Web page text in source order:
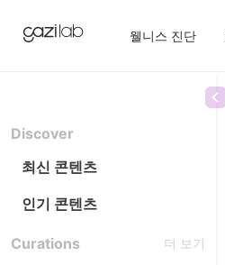
웰니스 진단
Discover
최신 콘텐츠
인기 콘텐츠
Curations 더 보기